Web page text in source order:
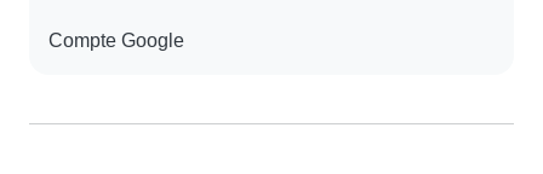
Compte Google